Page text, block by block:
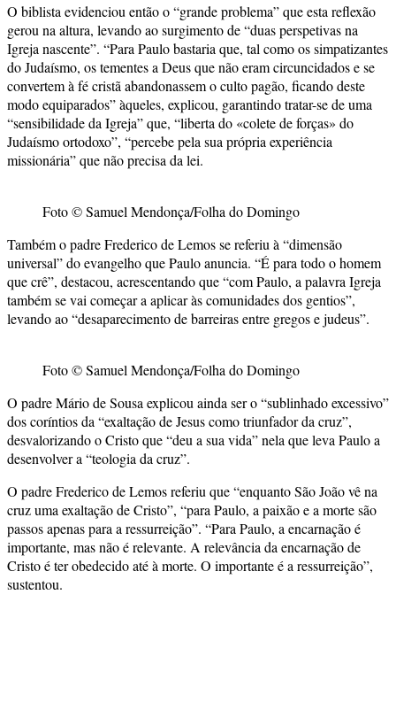
O biblista evidenciou então o “grande problema” que esta reflexão
gerou na altura, levando ao surgimento de “duas perspetivas na
Igreja nascente”. “Para Paulo bastaria que, tal como os simpatizantes
do Judaísmo, os tementes a Deus que não eram circuncidados e se
convertem à fé cristã abandonassem o culto pagão, ficando deste
modo equiparados” àqueles, explicou, garantindo tratar-se de uma
“sensibilidade da Igreja” que, “liberta do «colete de forças» do
Judaísmo ortodoxo”, “percebe pela sua própria experiência
missionária” que não precisa da lei.
Foto © Samuel Mendonça/Folha do Domingo
Também o padre Frederico de Lemos se referiu à “dimensão
universal” do evangelho que Paulo anuncia. “É para todo o homem
que crê”, destacou, acrescentando que “com Paulo, a palavra Igreja
também se vai começar a aplicar às comunidades dos gentios”,
levando ao “desaparecimento de barreiras entre gregos e judeus”.
Foto © Samuel Mendonça/Folha do Domingo
O padre Mário de Sousa explicou ainda ser o “sublinhado excessivo”
dos coríntios da “exaltação de Jesus como triunfador da cruz”,
desvalorizando o Cristo que “deu a sua vida” nela que leva Paulo a
desenvolver a “teologia da cruz”.
O padre Frederico de Lemos referiu que “enquanto São João vê na
cruz uma exaltação de Cristo”, “para Paulo, a paixão e a morte são
passos apenas para a ressurreição”. “Para Paulo, a encarnação é
importante, mas não é relevante. A relevância da encarnação de
Cristo é ter obedecido até à morte. O importante é a ressurreição”,
sustentou.